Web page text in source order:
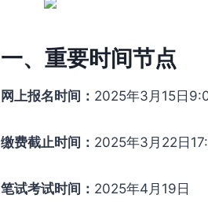
一、重要时间节点
网上报名时间： 2025年3月15日
缴费截止时间： 2025年3月22日
笔试考试时间： 2025年4月19日